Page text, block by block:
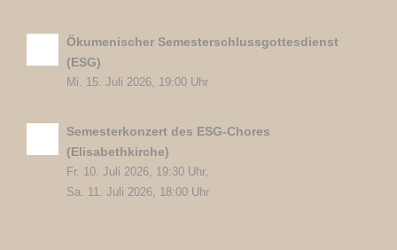
Ökumenischer Semesterschlussgottesdienst
(ESG)
Mi. 15. Juli 2026, 19:00 Uhr
Semesterkonzert des ESG-Chores
(Elisabethkirche)
Fr. 10. Juli 2026, 19:30 Uhr,
Sa. 11. Juli 2026, 18:00 Uhr